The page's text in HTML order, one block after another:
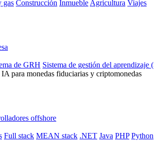
gas Construcción Inmueble Agricultura Viajes
de GRH Sistema de gestión del aprendizaje
para monedas fiduciarias y criptomonedas
offshore
Full stack MEAN stack .NET Java PHP Python